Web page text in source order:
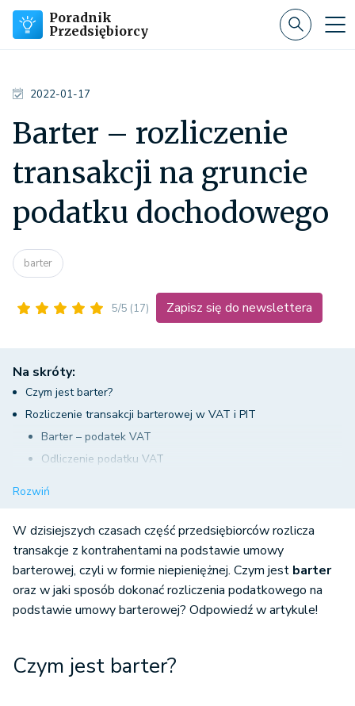
Poradnik
Przedsiębiorcy
2022-01-17
Barter – rozliczenie
transakcji na gruncie
podatku dochodowego
barter
5/5 (17) Zapisz się do newslettera
Na skróty:
Czym jest barter?
Rozliczenie transakcji barterowej w VAT i PIT
Barter – podatek VAT
Odliczenie podatku VAT
Barter – rozliczenie w systemie wFirma.pl
Rozwiń
W dzisiejszych czasach część przedsiębiorców rozlicza
transakcje z kontrahentami na podstawie umowy
barterowej, czyli w formie niepieniężnej. Czym jest barter
oraz w jaki sposób dokonać rozliczenia podatkowego na
podstawie umowy barterowej? Odpowiedź w artykule!
Czym jest barter?